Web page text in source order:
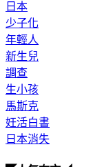
日本
少子化
年輕人
新生兒
調查
生小孩
馬斯克
妊活白書
日本消失